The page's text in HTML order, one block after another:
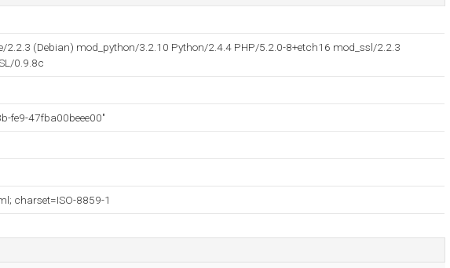
2.2.3 (Debian) mod_python/3.2.10 Python/2.4.4 PHP/5.2.0-8+etch16 mod_ssl/2.2.3
0.9.8c
fe9-47fba00beee00"
charset=ISO-8859-1